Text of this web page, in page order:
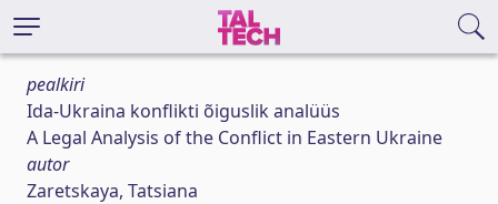
pealkiri
Ida-Ukraina konflikti õiguslik analüüs
A Legal Analysis of the Conflict in Eastern Ukraine
autor
Zaretskaya, Tatsiana